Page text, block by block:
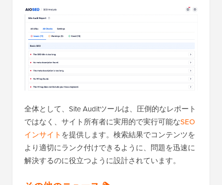
全体として、Site Auditツールは、圧倒的なレポート
ではなく、サイト所有者に実用的で実行可能なSEO
インサイト を提供します。検索結果でコンテンツを
より適切にランク付けできるように、問題を迅速に
解決するのに役立つように設計されています。